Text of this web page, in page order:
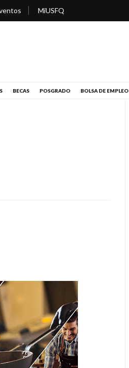
MiUSFQ
BECAS POSGRADO BOLSA DE EMPLEO